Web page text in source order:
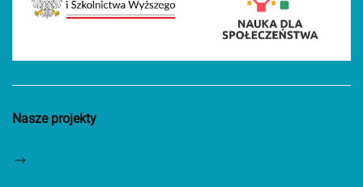
Nasze projekty